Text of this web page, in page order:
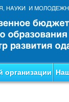
организации